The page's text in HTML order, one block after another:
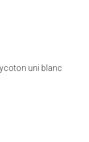
uni blanc